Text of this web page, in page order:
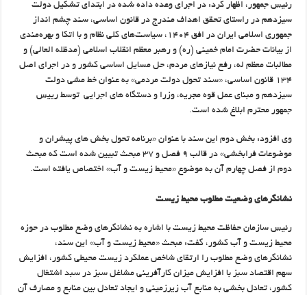
رئیس جمهور، اظهار کرد: در اجرای وعده داده شده در ابتدای تشکیل دولت
سیزدهم در راستای تحقق اهداف مندرج در قانون اساسی، سند چشم انداز
جمهوری اسلامی ایران در افق ۱۴۰۴، سیاست‌های کلی نظام و با اتکا و بهره‌مندی
از بیانات حضرت امام خمینی (ره) و رهبر معظم انقلاب اسلامی (مدظله العالی) و
مطالبات معظم له، رفع نیازهای مردم، حل مسایل اساسی کشور و در اجرای اصل
۱۳۴ قانون اساسی، «سند تحول دولت مردمی» به عنوان خط مشی دولت
سیزدهم و مبنای عمل قوه مجریه، وزرا و دستگاه های اجرایی توسط رییس
جمهور محترم ابلاغ شده است.
وی افزود: بخش دوم این سند با عنوان «برنامه تحول بخش های پیشران و
موضوعات فرابخشی» در قالب ۹ فصل و ۳۷ مبحث تبیین شده است که مبحث
دوم از فصل چهارم آن به موضوع «محیط زیست و آب» اختصاص یافته است.
نشانگرهای وضعیت مطلوب محیط زیست
رئیس سازمان حفاظت محیط زیست با اشاره به نشانگرهای وضع مطلوب در حوزه
محیط زیست و آب کشور، گفت: مبحث «محیط زیست و آب» این سند،
نشانگرهای وضع مطلوب را ارتقای شاخص عملکرد زیست محیطی کشور، افزایش
سهم اقتصاد سبز با افزایش میزان کارآفرینی مشاغل سبز در سبد اشتغال
کشور، تعادل بخشی به منابع آب زیرزمینی و ایجاد تعادل بین منابع و مصارف آن